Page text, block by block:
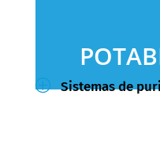
P Sistemas de